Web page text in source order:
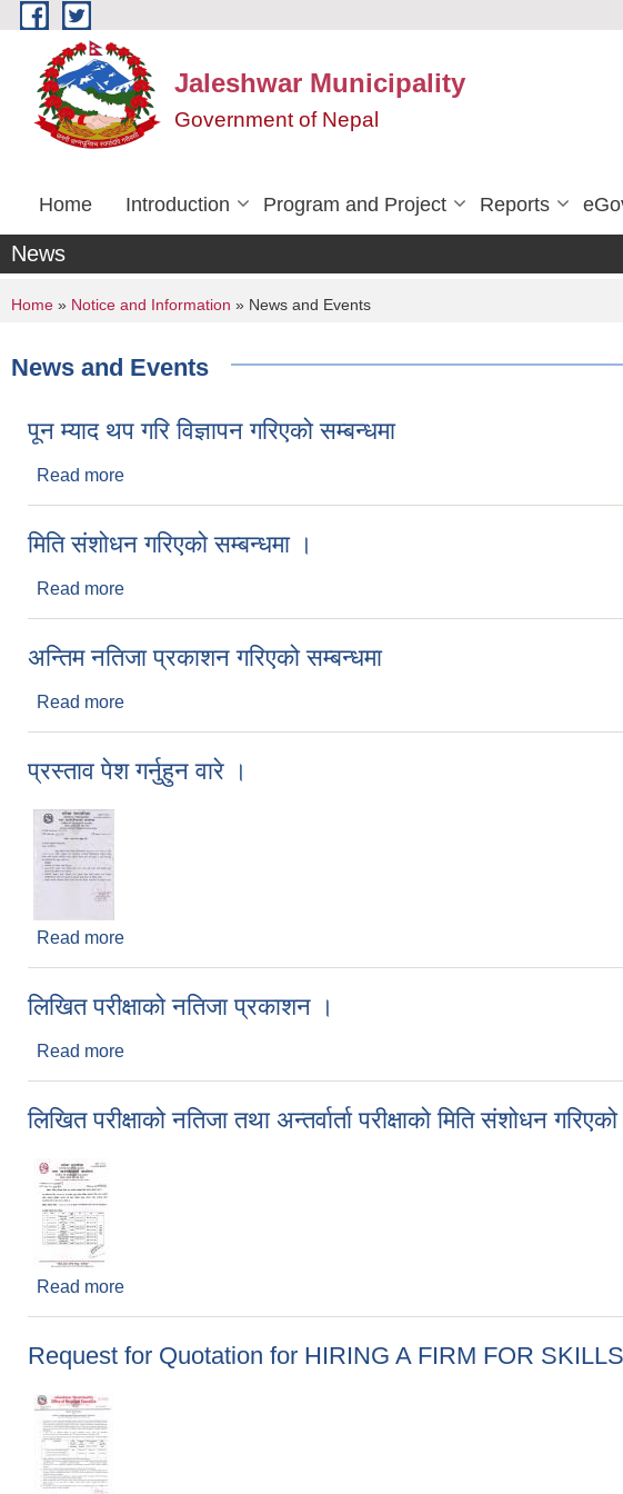
Skip to main content
Jaleshwar Municipality
Government of Nepal
Home Introduction Program and Project Reports
News
You are here
Home » Notice and Information » News and Events
News and Events
पून म्याद थप गरि विज्ञापन गरिएको सम्बन्धमा
Read more
मिति संशोधन गरिएको सम्बन्धमा ।
Read more
अन्तिम नतिजा प्रकाशन गरिएको सम्बन्धमा
Read more
प्रस्ताव पेश गर्नुहुन वारे ।
Read more
लिखित परीक्षाको नतिजा प्रकाशन ।
Read more
लिखित परीक्षाको नतिजा तथा अन्तर्वार्ता परीक्षाको मिति संशोधन
Read more
Request for Quotation for HIRING A FIRM FOR